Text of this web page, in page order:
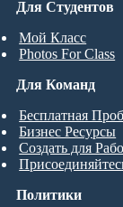
Для Студентов
Мой Класс
Photos For Class
Для Команд
Бесплатная
Бизнес Ресурсы
Создать для
Политики